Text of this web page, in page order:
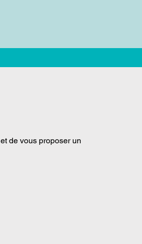
de vous proposer un